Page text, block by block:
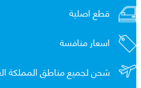
قطع اصلية
اسعار منافسة
شحن لجميع مناطق المملكة